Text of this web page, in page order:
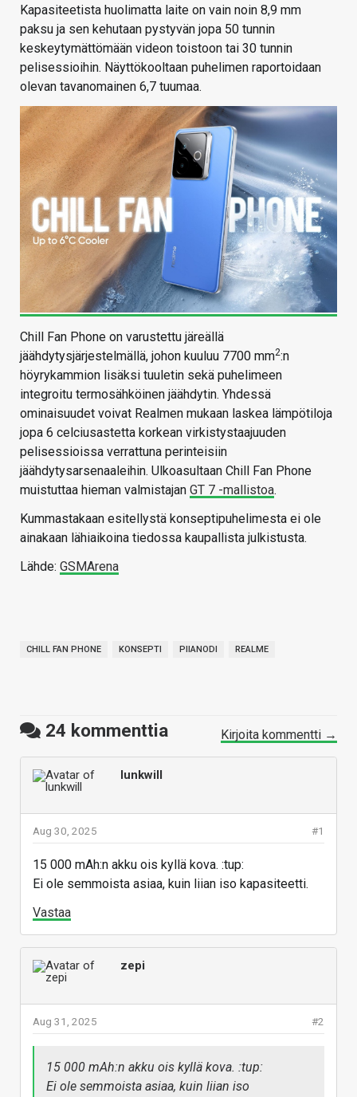
Kapasiteetista huolimatta laite on vain noin 8,9 mm
paksu ja sen kehutaan pystyvän jopa 50 tunnin
keskeytymättömään videon toistoon tai 30 tunnin
pelisessioihin. Näyttökooltaan puhelimen raportoidaan
olevan tavanomainen 6,7 tuumaa.
Chill Fan Phone on varustettu järeällä
jäähdytysjärjestelmällä, johon kuuluu 7700 mm2:n
höyrykammion lisäksi tuuletin sekä puhelimeen
integroitu termosähköinen jäähdytin. Yhdessä
ominaisuudet voivat Realmen mukaan laskea lämpötiloja
jopa 6 celciusastetta korkean virkistystaajuuden
pelisessioissa verrattuna perinteisiin
jäähdytysarsenaaleihin. Ulkoasultaan Chill Fan Phone
muistuttaa hieman valmistajan GT 7 -mallistoa.
Kummastakaan esitellystä konseptipuhelimesta ei ole
ainakaan lähiaikoina tiedossa kaupallista julkistusta.
Lähde: GSMArena
CHILL FAN PHONE KONSEPTI PIIANODI REALME
24 kommenttia Kirjoita kommentti →
lunkwill
#1
Aug 30, 2025
15 000 mAh:n akku ois kyllä kova. :tup:
Ei ole semmoista asiaa, kuin liian iso kapasiteetti.
Vastaa
zepi
#2
Aug 31, 2025
15 000 mAh:n akku ois kyllä kova. :tup:
Ei ole semmoista asiaa, kuin liian iso